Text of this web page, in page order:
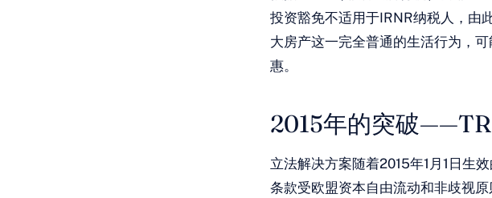
投资豁免不适用于IRNR纳税人，由
大房产这一完全普通的生活行为，
惠。
2015年的突破
立法解决方案随着2015年1月1日生
条款受欧盟资本自由流动和非歧视